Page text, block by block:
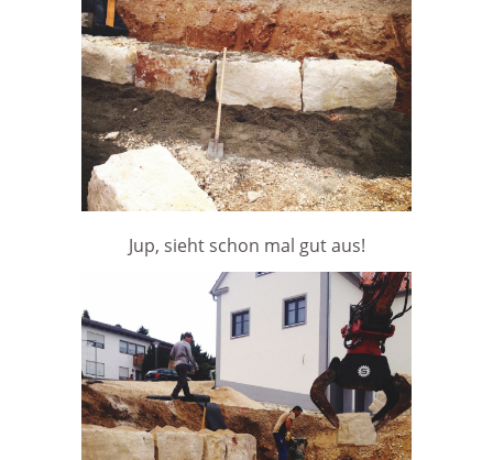
Jup, sieht schon mal gut aus!